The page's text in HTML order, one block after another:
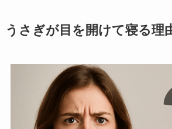
うさぎが目を開けて寝る理